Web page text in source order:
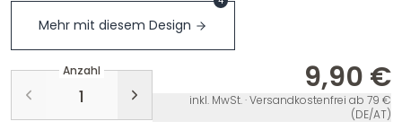
Mehr mit diesem Design
Anzahl 9,90 €
inkl. MwSt. · Versandkostenfrei ab 79 €
(DE/AT)